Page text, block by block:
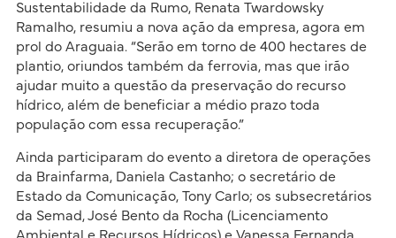
Sustentabilidade da Rumo, Renata Twardowsky
Ramalho, resumiu a nova ação da empresa, agora em
prol do Araguaia. “Serão em torno de 400 hectares de
plantio, oriundos também da ferrovia, mas que irão
ajudar muito a questão da preservação do recurso
hídrico, além de beneficiar a médio prazo toda
população com essa recuperação.”
Ainda participaram do evento a diretora de operações
da Brainfarma, Daniela Castanho; o secretário de
Estado da Comunicação, Tony Carlo; os subsecretários
da Semad, José Bento da Rocha (Licenciamento
Ambiental e Recursos Hídricos) e Vanessa Fernanda